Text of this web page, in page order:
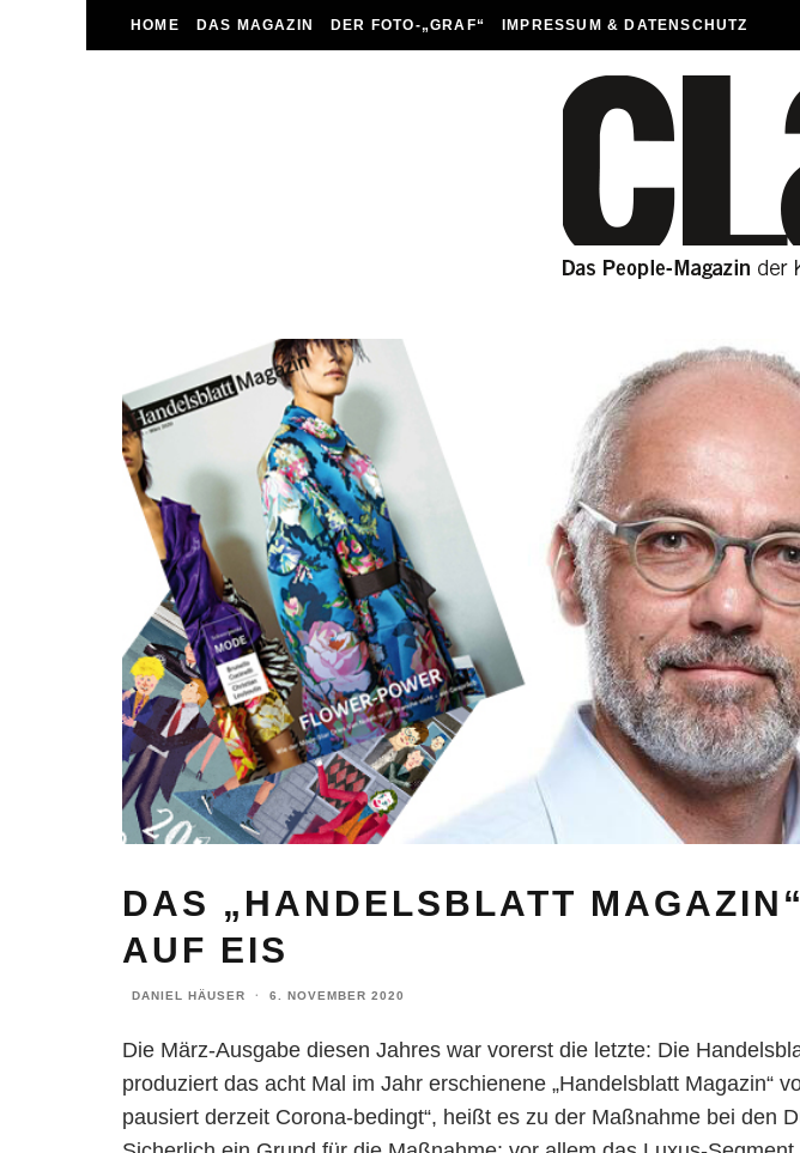
HOME DAS MAGAZIN DER FOTO-„GRAF“ IMPRESSUM & DATENSCHUTZ
DAS „HANDELSBLATT
AUF EIS
DANIEL HÄUSER · 6. NOVEMBER 2020
Die März-Ausgabe diesen Jahres war vorerst die letzte: Die
produziert das acht Mal im Jahr erschienene „Handelsblatt Magazin“
pausiert derzeit Corona-bedingt“, heißt es zu der Maßnahme bei den